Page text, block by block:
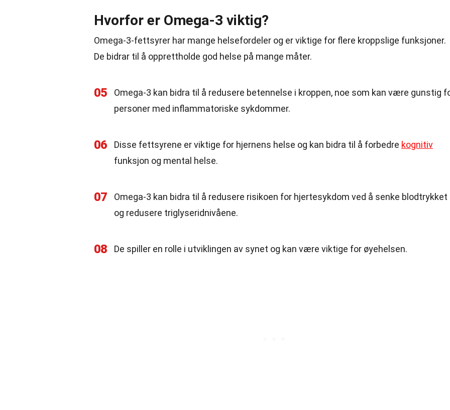
Hvorfor er Omega-3 viktig?
Omega-3-fettsyrer har mange helsefordeler og er viktige for flere kroppslige funksjoner.
De bidrar til å opprettholde god helse på mange måter.
05
Omega-3 kan bidra til å redusere betennelse i kroppen, noe som kan være gunstig
personer med inflammatoriske sykdommer.
06 Disse fettsyrene er viktige for hjernens helse og kan bidra til å forbedre kognitiv
funksjon og mental helse.
07
Omega-3 kan bidra til å redusere risikoen for hjertesykdom ved å senke blodtrykket
og redusere triglyseridnivåene.
08 De spiller en rolle i utviklingen av synet og kan være viktige for øyehelsen.